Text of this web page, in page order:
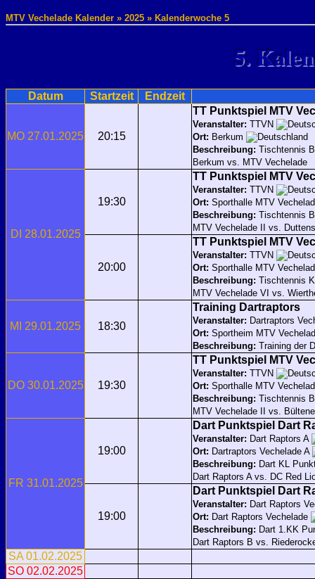
MTV Vechelade Kalender » 2025 » Kalenderwoche 5
5.
Datum Startzeit Endzeit
MO 27.01.2025 20:15
TT Punktspiel MTV
Veranstalter: TTVN
Ort: Berkum
Beschreibung: Tischtennis
Berkum vs. MTV Vechelade
DI 28.01.2025
19:30
TT Punktspiel MTV
Veranstalter: TTVN
Ort: Sporthalle MTV
Beschreibung: Tischtennis
MTV Vechelade II vs.
20:00
TT Punktspiel MTV
Veranstalter: TTVN
Ort: Sporthalle MTV
Beschreibung: Tischtennis
MTV Vechelade VI vs.
MI 29.01.2025 18:30
Training Dartraptors
Veranstalter: Dartraptors
Ort: Sportheim MTV
Beschreibung: Training der
DO 30.01.2025 19:30
TT Punktspiel MTV
Veranstalter: TTVN
Ort: Sporthalle MTV
Beschreibung: Tischtennis
MTV Vechelade II vs.
FR 31.01.2025
19:00
Dart Punktspiel Dart
Veranstalter: Dart Raptors A
Ort: Dartraptors Vechelade A
Beschreibung: Dart KL
Dart Raptors A vs. DC Red
19:00
Dart Punktspiel Dart
Veranstalter: Dart Raptors
Ort: Dart Raptors Vechelade
Beschreibung: Dart 1.KK
Dart Raptors B vs.
SA 01.02.2025
SO 02.02.2025